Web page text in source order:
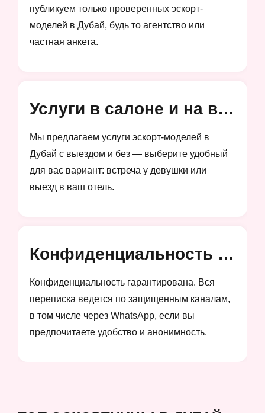
публикуем только проверенных эскорт-
моделей в Дубай, будь то агентство или
частная анкета.
Услуги в салоне и на выезд
Мы предлагаем услуги эскорт-моделей в
Дубай с выездом и без — выберите удобный
для вас вариант: встреча у девушки или
выезд в ваш отель.
Конфиденциальность и анонимность
Конфиденциальность гарантирована. Вся
переписка ведется по защищенным каналам,
в том числе через WhatsApp, если вы
предпочитаете удобство и анонимность.